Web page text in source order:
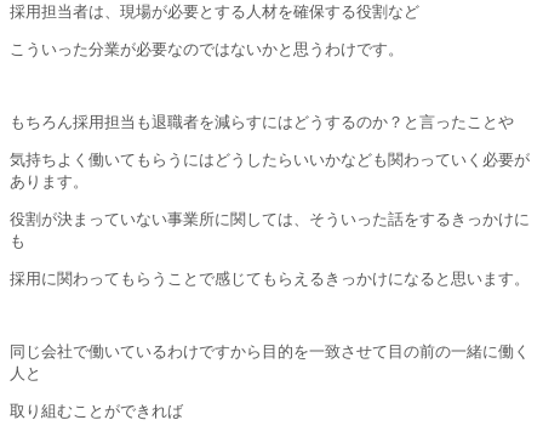
採用担当者は、現場が必要とする人材を確保する役割など
こういった分業が必要なのではないかと思うわけです。
もちろん採用担当も退職者を減らすにはどうするのか？と言ったことや
気持ちよく働いてもらうにはどうしたらいいかなども関わっていく必要が
あります。
役割が決まっていない事業所に関しては、そういった話をするきっかけに
も
採用に関わってもらうことで感じてもらえるきっかけになると思います。
同じ会社で働いているわけですから目的を一致させて目の前の一緒に働く
人と
取り組むことができれば